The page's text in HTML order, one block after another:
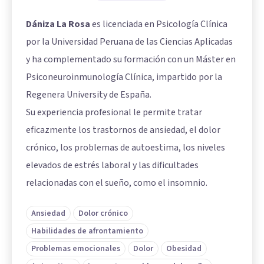
Dániza La Rosaes licenciada en Psicología Clínica
por la Universidad Peruana de las Ciencias Aplicadas
y ha complementado su formación con un Máster en
Psiconeuroinmunología Clínica, impartido por la
Regenera University de España.
Su experiencia profesional le permite tratar
eficazmente los trastornos de ansiedad, el dolor
crónico, los problemas de autoestima, los niveles
elevados de estrés laboral y las dificultades
relacionadas con el sueño, como el insomnio.
Ansiedad
Dolor crónico
Habilidades de afrontamiento
Problemas emocionales
Dolor
Obesidad